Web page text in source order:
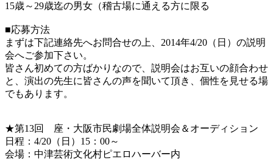
15歳～29歳迄の男女（稽古場に通える方に限る
■応募方法
まずは下記連絡先へお問合せの上、2014年4/20（日）の説明
会へご参加下さい。
皆さん初めての方ばかりなので、説明会はお互いの顔合わせ
と、演出の先生に皆さんの声を聞いて頂き、個性を見せる場
でもあります。
★第13回 座・大阪市民劇場全体説明会＆オーディション
日程：4/20（日）15：00～
会場：中津芸術文化村ピエロハーバー内